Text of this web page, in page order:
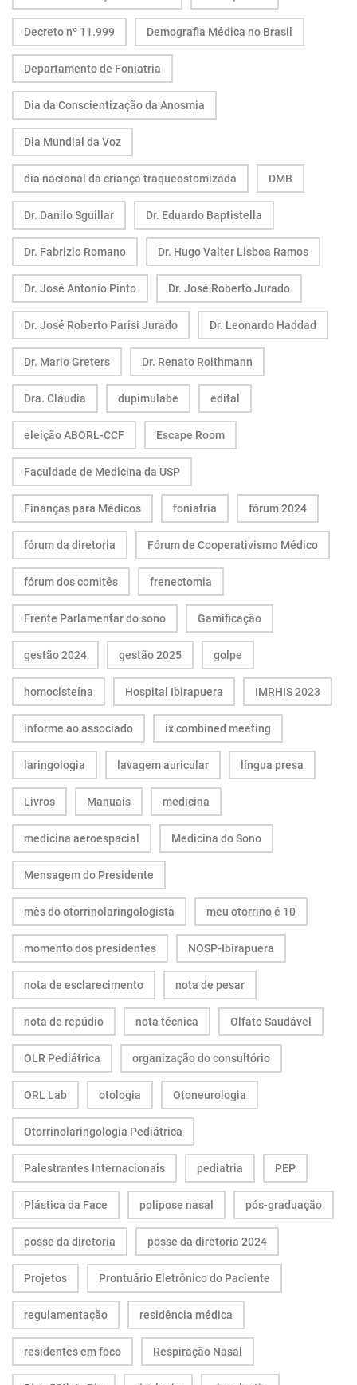
Decreto nº 11.999 Demografia Médica no Brasil
Departamento de Foniatria
Dia da Conscientização da Anosmia
Dia Mundial da Voz
dia nacional da criança traqueostomizada DMB
Dr. Danilo Sguillar Dr. Eduardo Baptistella
Dr. Fabrizio Romano Dr. Hugo Valter Lisboa Ramos
Dr. José Antonio Pinto Dr. José Roberto Jurado
Dr. José Roberto Parisi Jurado Dr. Leonardo Haddad
Dr. Mario Greters Dr. Renato Roithmann
Dra. Cláudia dupimulabe edital
eleição ABORL-CCF Escape Room
Faculdade de Medicina da USP
Finanças para Médicos foniatria fórum 2024
fórum da diretoria Fórum de Cooperativismo Médico
fórum dos comitês frenectomia
Frente Parlamentar do sono Gamificação
gestão 2024 gestão 2025 golpe
homocisteína Hospital Ibirapuera IMRHIS 2023
informe ao associado ix combined meeting
laringologia lavagem auricular língua presa
Livros Manuais medicina
medicina aeroespacial Medicina do Sono
Mensagem do Presidente
mês do otorrinolaringologista meu otorrino é 10
momento dos presidentes NOSP-Ibirapuera
nota de esclarecimento nota de pesar
nota de repúdio nota técnica Olfato Saudável
OLR Pediátrica organização do consultório
ORL Lab otologia Otoneurologia
Otorrinolaringologia Pediátrica
Palestrantes Internacionais pediatria PEP
Plástica da Face polipose nasal pós-graduação
posse da diretoria posse da diretoria 2024
Projetos Prontuário Eletrônico do Paciente
regulamentação residência médica
residentes em foco Respiração Nasal